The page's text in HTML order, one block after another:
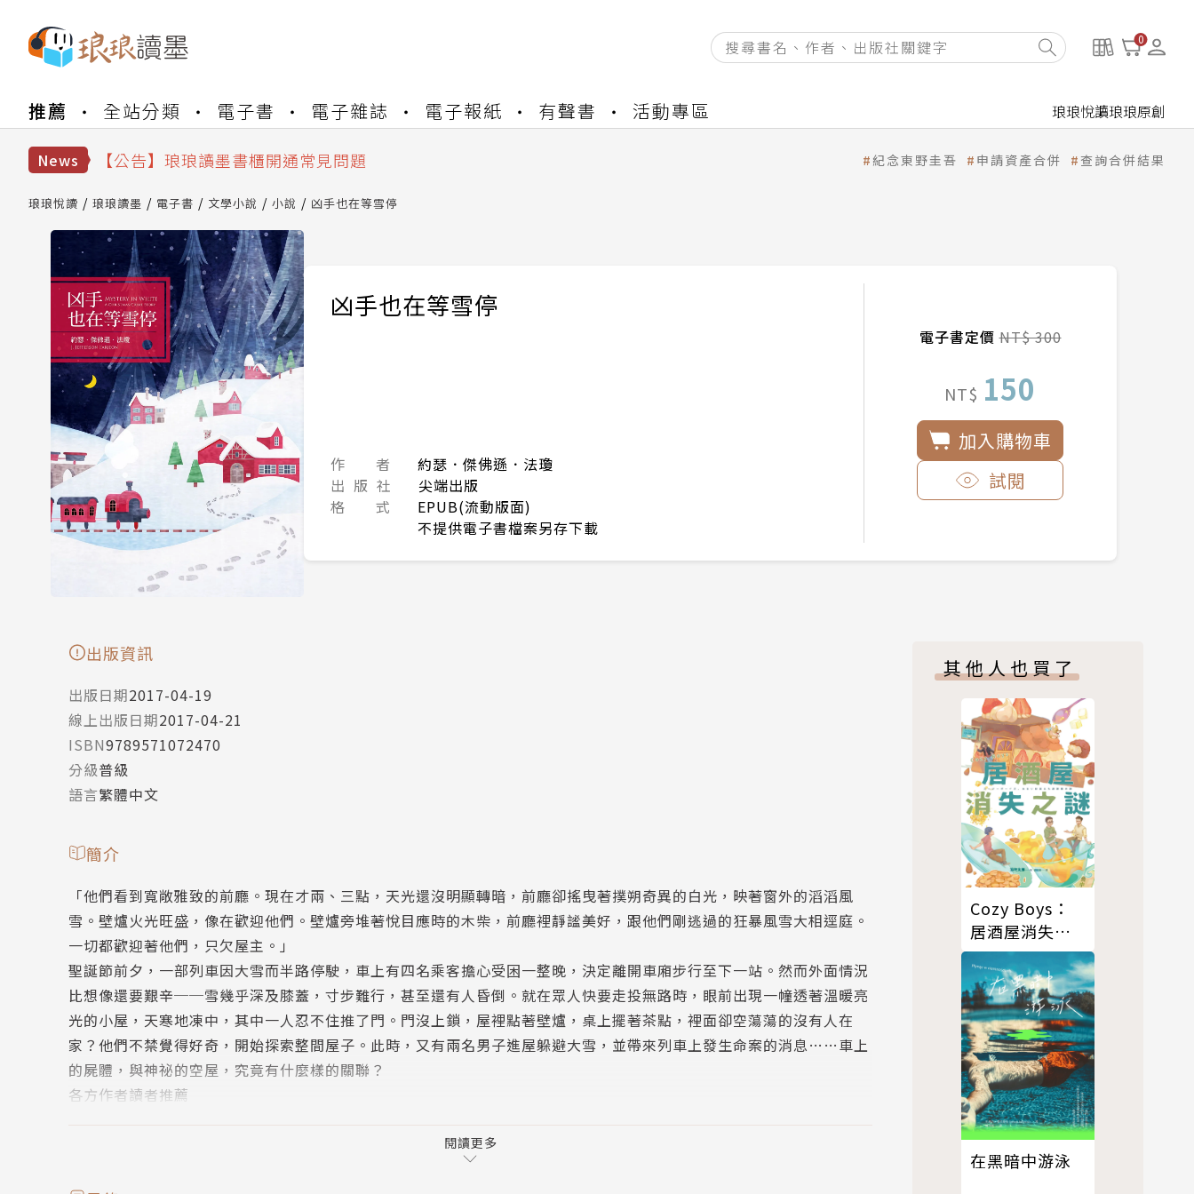
0
推薦 全站分類 電子書 電子雜誌 電子報紙 有聲書 活動專區 琅琅悅讀琅琅原創
News
【公告】因 Readmoo 讀墨系統維護中，本站同步暫停部分閱讀服務
【公告】琅琅讀墨書櫃開通常見問題
【公告】琅琅書店服務升級重要說明及資產合併結果查詢
【公告】因 Readmoo 讀墨系統維護中，本站同步暫停部分閱讀服務
紀念東野圭吾 申請資產合併 查詢合併結果
琅琅悅讀 琅琅讀墨 電子書 文學小說 小說 凶手也在等雪停
凶手也在等雪停
作 者
約瑟．傑佛遜．法瓊
出 版 社
尖端出版
格 式
EPUB(流動版面)
不提供電子書檔案另存下載
電子書定價NT$ 300
NT$ 150
加入購物車
試閱
出版資訊
出版日期2017-04-19
線上出版日期2017-04-21
ISBN9789571072470
分級普級
語言繁體中文
簡介
「他們看到寬敞雅致的前廳。現在才兩、三點，天光還沒明顯轉暗，前廳卻搖曳著撲朔奇異的白光，映著窗外的滔滔風
雪。壁爐火光旺盛，像在歡迎他們。壁爐旁堆著悅目應時的木柴，前廳裡靜謐美好，跟他們剛逃過的狂暴風雪大相逕庭。
一切都歡迎著他們，只欠屋主。」
聖誕節前夕，一部列車因大雪而半路停駛，車上有四名乘客擔心受困一整晚，決定離開車廂步行至下一站。然而外面情況
比想像還要艱辛──雪幾乎深及膝蓋，寸步難行，甚至還有人昏倒。就在眾人快要走投無路時，眼前出現一幢透著溫暖亮
光的小屋，天寒地凍中，其中一人忍不住推了門。門沒上鎖，屋裡點著壁爐，桌上擺著茶點，裡面卻空蕩蕩的沒有人在
家？他們不禁覺得好奇，開始探索整間屋子。此時，又有兩名男子進屋躲避大雪，並帶來列車上發生命案的消息……車上
的屍體，與神祕的空屋，究竟有什麼樣的關聯？
各方作者讀者推薦
「火車、暴風雪與異常吸引人的小屋，構成相當獨特的故事背景。推理小說名家桃樂絲‧榭爾絲曾稱讚約瑟‧法瓊的驚悚
閱讀更多
其他人也買了
Cozy Boys：
居酒屋消失之
謎
在黑暗中游泳